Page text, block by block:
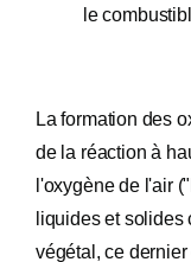
le
La formation des
de la réaction à
l'oxygène de l'air
liquides et
végétal, ce